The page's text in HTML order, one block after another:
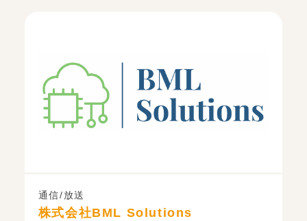
通信/放送
株式会社BML Solutions